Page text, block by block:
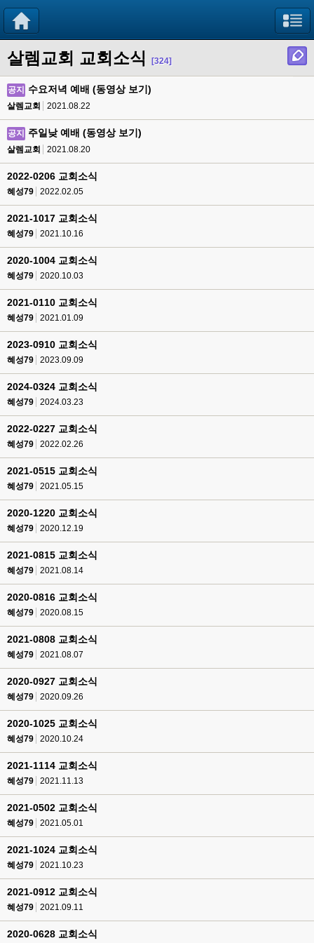
살렘교회 교회소식 [324]
공지 수요저녁 예배 (동영상 보기)
살렘교회 2021.08.22
공지 주일낮 예배 (동영상 보기)
살렘교회 2021.08.20
2022-0206 교회소식
혜성79 2022.02.05
2021-1017 교회소식
혜성79 2021.10.16
2020-1004 교회소식
혜성79 2020.10.03
2021-0110 교회소식
혜성79 2021.01.09
2023-0910 교회소식
혜성79 2023.09.09
2024-0324 교회소식
혜성79 2024.03.23
2022-0227 교회소식
혜성79 2022.02.26
2021-0515 교회소식
혜성79 2021.05.15
2020-1220 교회소식
혜성79 2020.12.19
2021-0815 교회소식
혜성79 2021.08.14
2020-0816 교회소식
혜성79 2020.08.15
2021-0808 교회소식
혜성79 2021.08.07
2020-0927 교회소식
혜성79 2020.09.26
2020-1025 교회소식
혜성79 2020.10.24
2021-1114 교회소식
혜성79 2021.11.13
2021-0502 교회소식
혜성79 2021.05.01
2021-1024 교회소식
혜성79 2021.10.23
2021-0912 교회소식
혜성79 2021.09.11
2020-0628 교회소식